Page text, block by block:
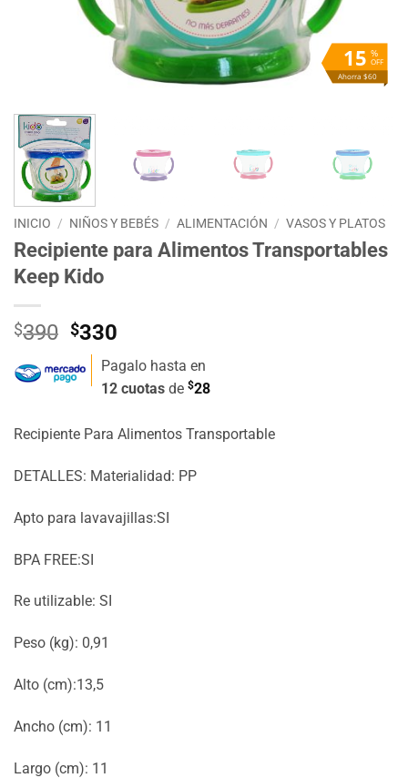
%
OFF
15
Ahorra $60
INICIO / NIÑOS Y BEBÉS / ALIMENTACIÓN / VASOS Y PLATOS
Recipiente para Alimentos Transportables
Keep Kido
$390 El
precio
original
era:
$330
precio
actual
es:
Pagalo hasta en
12 cuotas de $28
Recipiente Para Alimentos Transportable
DETALLES: Materialidad: PP
Apto para lavavajillas:SI
BPA FREE:SI
Re utilizable: SI
Peso (kg): 0,91
Alto (cm):13,5
Ancho (cm): 11
Largo (cm): 11